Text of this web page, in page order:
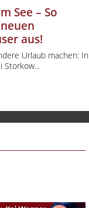
See – So
aus!
Urlaub machen: In
Storkow...